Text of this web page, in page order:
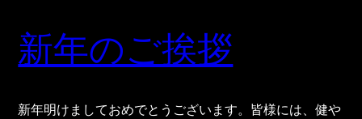
新年のご挨拶
新年明けましておめでとうございます。皆様には、健や